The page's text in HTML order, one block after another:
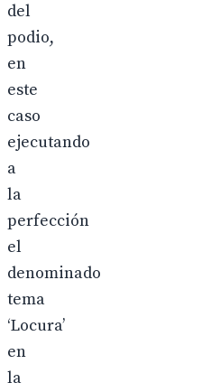
del
podio,
en
este
caso
ejecutando
a
la
perfección
el
denominado
tema
‘Locura’
en
la